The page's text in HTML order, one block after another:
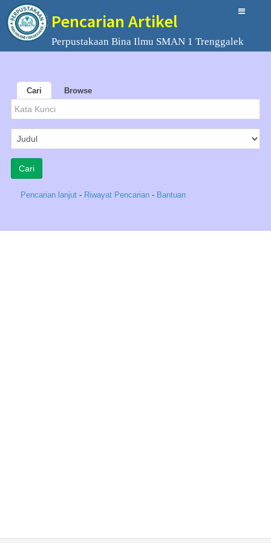
Pencarian Artikel
Perpustakaan Bina Ilmu SMAN 1 Trenggalek
Cari Browse
Pencarian lanjut - Riwayat Pencarian - Bantuan